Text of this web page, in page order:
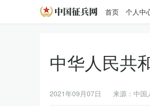
首页 个人中
中华人民共
2021年09月07日 来源：中国